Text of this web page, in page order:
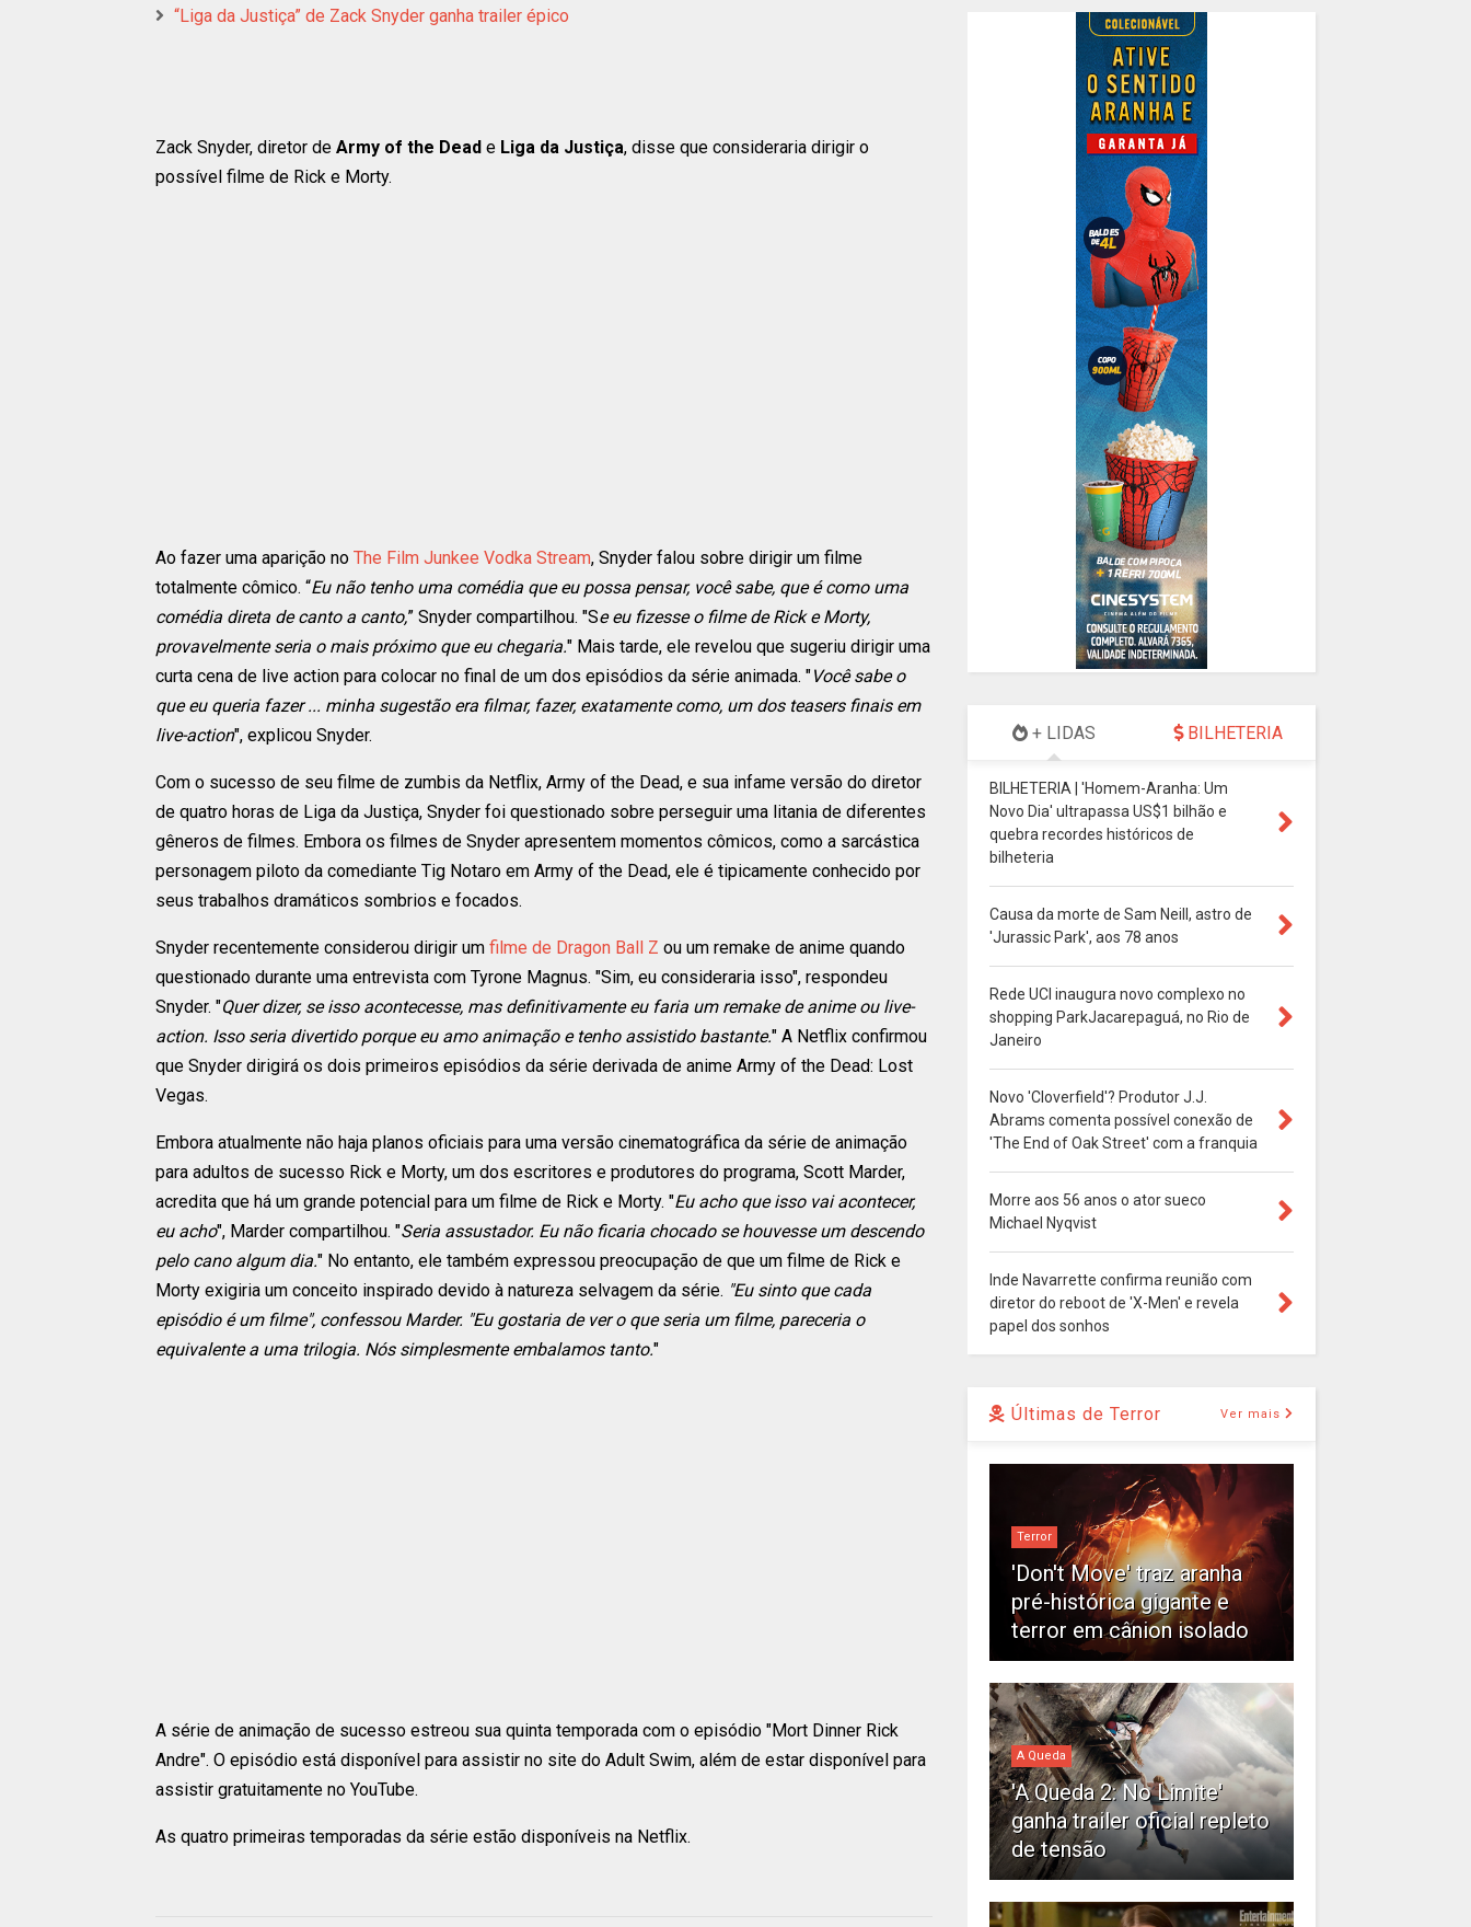
“Liga da Justiça” de Zack Snyder ganha trailer épico
Zack Snyder, diretor de Army of the Dead e Liga da Justiça, disse que consideraria dirigir o
possível filme de Rick e Morty.
Ao fazer uma aparição no The Film Junkee Vodka Stream, Snyder falou sobre dirigir um filme
totalmente cômico. “Eu não tenho uma comédia que eu possa pensar, você sabe, que é como uma
comédia direta de canto a canto,” Snyder compartilhou. "Se eu fizesse o filme de Rick e Morty,
provavelmente seria o mais próximo que eu chegaria." Mais tarde, ele revelou que sugeriu dirigir uma
curta cena de live action para colocar no final de um dos episódios da série animada. "Você sabe o
que eu queria fazer ... minha sugestão era filmar, fazer, exatamente como, um dos teasers finais em
live-action", explicou Snyder.
Com o sucesso de seu filme de zumbis da Netflix, Army of the Dead, e sua infame versão do diretor
de quatro horas de Liga da Justiça, Snyder foi questionado sobre perseguir uma litania de diferentes
gêneros de filmes. Embora os filmes de Snyder apresentem momentos cômicos, como a sarcástica
personagem piloto da comediante Tig Notaro em Army of the Dead, ele é tipicamente conhecido por
seus trabalhos dramáticos sombrios e focados.
Snyder recentemente considerou dirigir um filme de Dragon Ball Z ou um remake de anime quando
questionado durante uma entrevista com Tyrone Magnus. "Sim, eu consideraria isso", respondeu
Snyder. "Quer dizer, se isso acontecesse, mas definitivamente eu faria um remake de anime ou live-
action. Isso seria divertido porque eu amo animação e tenho assistido bastante." A Netflix confirmou
que Snyder dirigirá os dois primeiros episódios da série derivada de anime Army of the Dead: Lost
Vegas.
Embora atualmente não haja planos oficiais para uma versão cinematográfica da série de animação
para adultos de sucesso Rick e Morty, um dos escritores e produtores do programa, Scott Marder,
acredita que há um grande potencial para um filme de Rick e Morty. "Eu acho que isso vai acontecer,
eu acho", Marder compartilhou. "Seria assustador. Eu não ficaria chocado se houvesse um descendo
pelo cano algum dia." No entanto, ele também expressou preocupação de que um filme de Rick e
Morty exigiria um conceito inspirado devido à natureza selvagem da série. "Eu sinto que cada
episódio é um filme", ​​confessou Marder. "Eu gostaria de ver o que seria um filme, pareceria o
equivalente a uma trilogia. Nós simplesmente embalamos tanto."
A série de animação de sucesso estreou sua quinta temporada com o episódio "Mort Dinner Rick
Andre". O episódio está disponível para assistir no site do Adult Swim, além de estar disponível para
assistir gratuitamente no YouTube.
As quatro primeiras temporadas da série estão disponíveis na Netflix.
+ LIDAS BILHETERIA
BILHETERIA | 'Homem-Aranha: Um
Novo Dia' ultrapassa US$1 bilhão e
quebra recordes históricos de
bilheteria
Causa da morte de Sam Neill, astro de
'Jurassic Park', aos 78 anos
Rede UCI inaugura novo complexo no
shopping ParkJacarepaguá, no Rio de
Janeiro
Novo 'Cloverfield'? Produtor J.J.
Abrams comenta possível conexão de
'The End of Oak Street' com a franquia
Morre aos 56 anos o ator sueco
Michael Nyqvist
Inde Navarrette confirma reunião com
diretor do reboot de 'X-Men' e revela
papel dos sonhos
Últimas de Terror Ver mais
Terror
'Don't Move' traz aranha
pré-histórica gigante e
terror em cânion isolado
A Queda
'A Queda 2: No Limite'
ganha trailer oficial repleto
de tensão